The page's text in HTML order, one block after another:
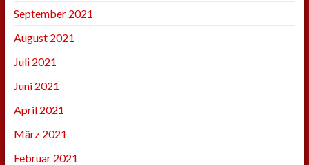
September 2021
August 2021
Juli 2021
Juni 2021
April 2021
März 2021
Februar 2021